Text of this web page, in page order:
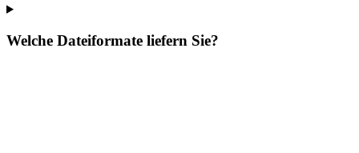
Welche Dateiformate liefern Sie?